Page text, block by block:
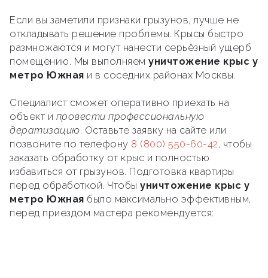
Если вы заметили признаки грызунов, лучше не
откладывать решение проблемы. Крысы быстро
размножаются и могут нанести серьёзный ущерб
помещению. Мы выполняем уничтожение крыс у
метро Южная и в соседних районах Москвы.
Специалист сможет оперативно приехать на
объект и провести профессиональную
дератизацию. Оставьте заявку на сайте или
позвоните по телефону 8 (800) 550-60-42, чтобы
заказать обработку от крыс и полностью
избавиться от грызунов. Подготовка квартиры
перед обработкой. Чтобы уничтожение крыс у
метро Южная было максимально эффективным,
перед приездом мастера рекомендуется: